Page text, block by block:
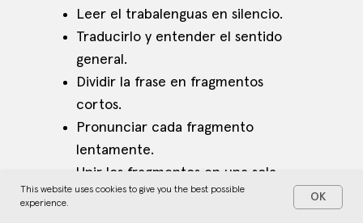
Leer el trabalenguas en silencio.
Traducirlo y entender el sentido
general.
Dividir la frase en fragmentos
cortos.
Pronunciar cada fragmento
lentamente.
Unir los fragmentos en una sola
frase.
This website uses cookies to give you the best possible
experience.
OK